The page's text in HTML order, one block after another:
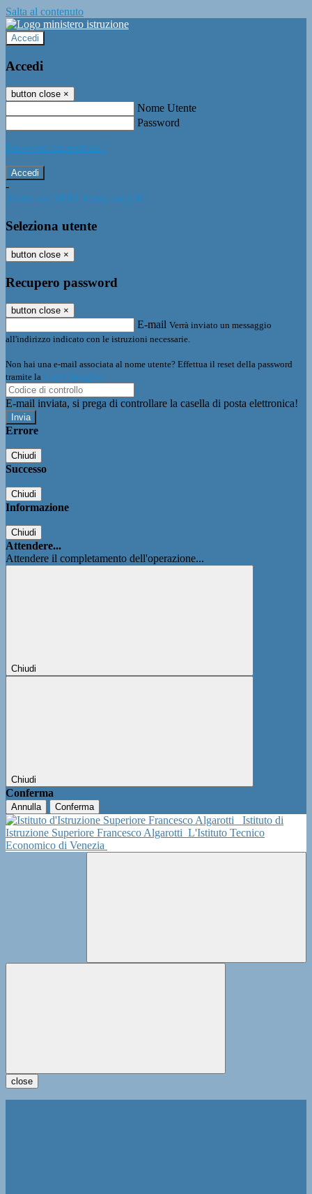
Salta al contenuto
Accedi
Accedi
button close ×
Nome Utente
Password
Password dimenticata?
-
Entra con SPID Entra con CIE
Seleziona utente
button close ×
Recupero password
button close ×
E-mail Verrà inviato un messaggio
all'indirizzo indicato con le istruzioni necessarie.
Non hai una e-mail associata al nome utente? Effettua il reset della password
tramite la Login Spaggiari
E-mail inviata, si prega di controllare la casella di posta elettronica!
Errore
Chiudi
Successo
Chiudi
Informazione
Chiudi
Attendere...
Attendere il completamento dell'operazione...
Chiudi
Chiudi
Conferma
Annulla Conferma
Istituto di
Istruzione Superiore Francesco Algarotti L'Istituto Tecnico
Economico di Venezia
close